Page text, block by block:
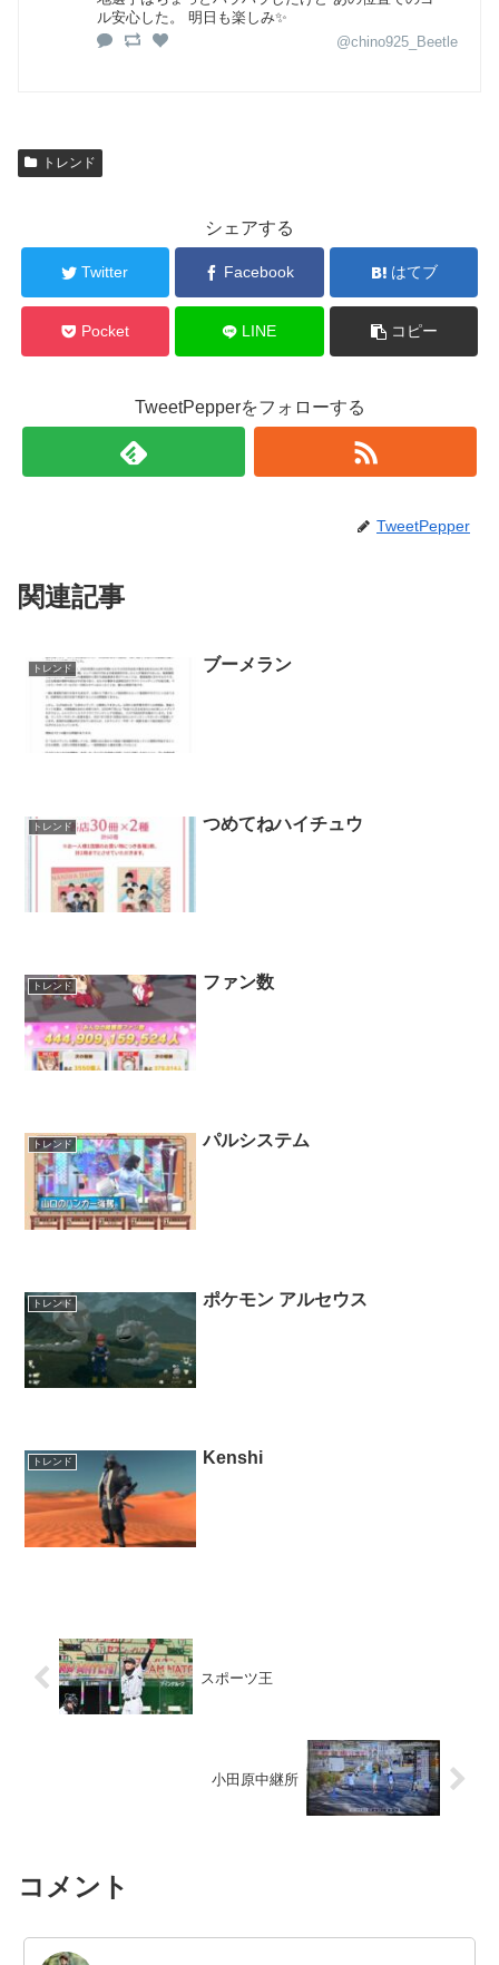
ル安心した。 明日も楽しみ✨
@chino925_Beetle
トレンド
シェアする
Twitter Facebook はてブ
Pocket LINE コピー
TweetPepperをフォローする
TweetPepper
関連記事
トレンド ブーメラン
トレンド つめてねハイチュウ
トレンド ファン数
トレンド パルシステム
トレンド ポケモン アルセウス
トレンド Kenshi
スポーツ王
小田原中継所
コメント